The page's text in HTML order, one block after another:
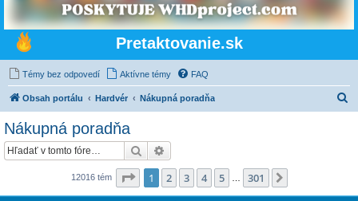
Pretaktovanie.sk
Témy bez odpovedí Aktívne témy FAQ
Obsah portálu Hardvér Nákupná poradňa
Nákupná poradňa
Hľadať
12016 tém Strana1 z301
1 2 3 4 5 301